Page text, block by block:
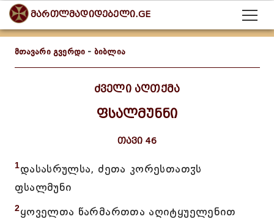
მართლმადიდებელი.GE
მთავარი გვერდი - ბიბლია
ძველი აღთქმა
ფსალმუნნი
თავი 46
1დასასრულსა, ძეთა კორესთათჳს
ფსალმუნი
2ყოველთა წარმართთა აღიტყუელენით